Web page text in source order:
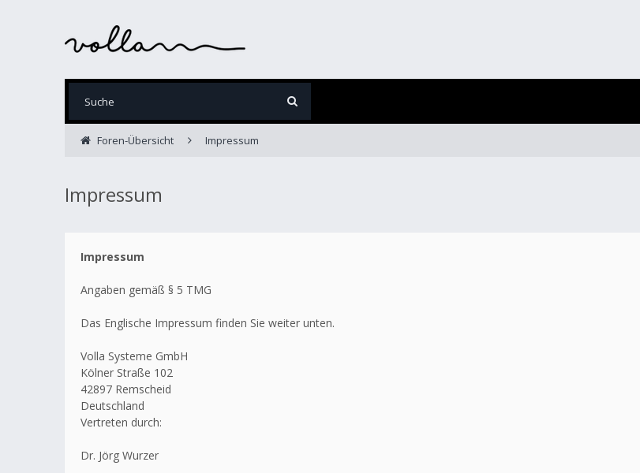
Foren-Übersicht Impressum
Impressum
Impressum
Angaben gemäß § 5 TMG
Das Englische Impressum finden Sie weiter unten.
Volla Systeme GmbH
Kölner Straße 102
42897 Remscheid
Deutschland
Vertreten durch:
Dr. Jörg Wurzer